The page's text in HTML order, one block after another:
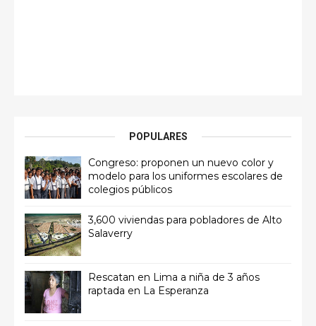
POPULARES
Congreso: proponen un nuevo color y
modelo para los uniformes escolares de
colegios públicos
3,600 viviendas para pobladores de Alto
Salaverry
Rescatan en Lima a niña de 3 años
raptada en La Esperanza